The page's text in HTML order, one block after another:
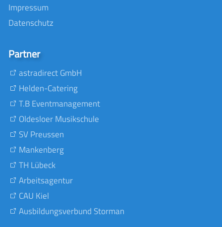
Impressum
Datenschutz
Partner
astradirect GmbH
Helden-Catering
T.B Eventmanagement
Oldesloer Musikschule
SV Preussen
Mankenberg
TH Lübeck
Arbeitsagentur
CAU Kiel
Ausbildungsverbund Storman